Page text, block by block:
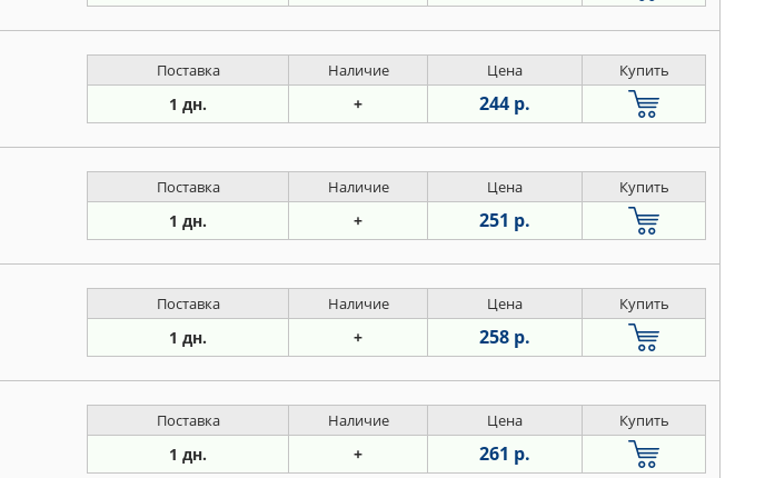
Поставка Наличие Цена Купить
1 дн. + 244 р.
Поставка Наличие Цена Купить
1 дн. + 251 р.
Поставка Наличие Цена Купить
1 дн. + 258 р.
Поставка Наличие Цена Купить
1 дн. + 261 р.